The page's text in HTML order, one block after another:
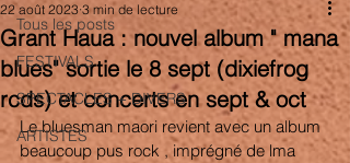
Tous les posts
FESTIVALS
SPECTACLES + DIVERS
ARTISTES
Grant Haua : nouvel album " mana
blues" sortie le 8 sept (dixiefrog
rcds) et concerts en sept & oct
22 août 2023 3 min de lecture
Le bluesman maori revient avec un album
beaucoup pus rock , imprégné de lma